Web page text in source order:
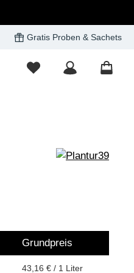
Gratis Proben & Sachets
Grundpreis
43,16 € / 1 Liter